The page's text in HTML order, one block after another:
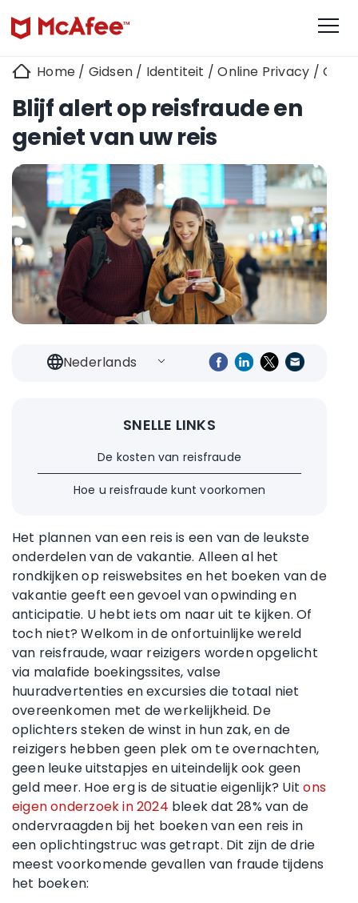
Home / Gidsen/ Identiteit /Online Privacy /
Blijf alert op reisfraude en
geniet van uw reis
Nederlands
SNELLE LINKS
De kosten van reisfraude
Hoe u reisfraude kunt voorkomen
Het plannen van een reis is een van de leukste
onderdelen van de vakantie. Alleen al het
rondkijken op reiswebsites en het boeken van de
vakantie geeft een gevoel van opwinding en
anticipatie. U hebt iets om naar uit te kijken. Of
toch niet? Welkom in de onfortuinlijke wereld
van reisfraude, waar reizigers worden opgelicht
via malafide boekingssites, valse
huuradvertenties en excursies die totaal niet
overeenkomen met de werkelijkheid. De
oplichters steken de winst in hun zak, en de
reizigers hebben geen plek om te overnachten,
geen leuke uitstapjes en uiteindelijk ook geen
geld meer. Hoe erg is de situatie eigenlijk? Uitons
eigen onderzoek in 2024 bleek dat 28% van de
ondervraagden bij het boeken van een reis in
een oplichtingstruc was getrapt. Dit zijn de drie
meest voorkomende gevallen van fraude tijdens
het boeken: